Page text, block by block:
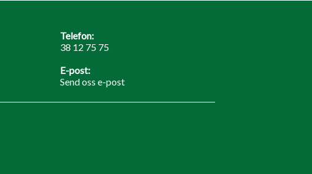
Telefon:
38 12 75 75
E-post:
Send oss e-post